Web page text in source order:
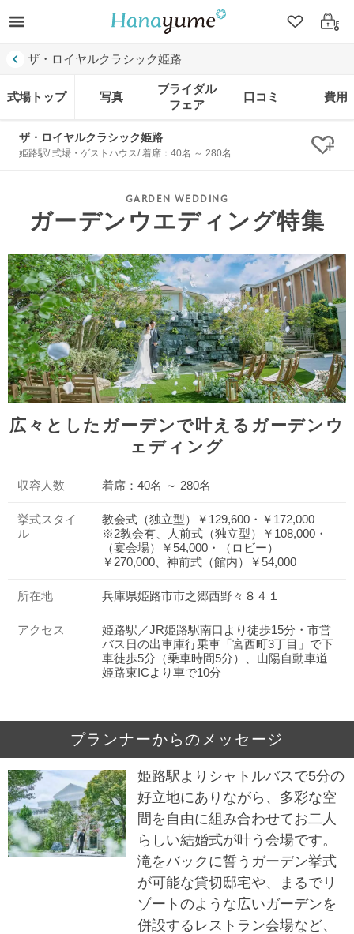
クリップ
ログ
ザ・ロイヤルクラシック姫路
式場トップ 写真
ブライダル
フェア
口コミ 費用
ザ・ロイヤルクラシック姫路
姫路駅/ 式場・ゲストハウス/ 着席：40名 ～ 280名 ク
ガーデンウエディング特集
広々としたガーデンで叶えるガーデンウ
ェディング
収容人数 着席：40名 ～ 280名
挙式スタイ
ル
教会式（独立型）￥129,600・￥172,000
※2教会有、人前式（独立型）￥108,000・
（宴会場）￥54,000・（ロビー）
￥270,000、神前式（館内）￥54,000
所在地 兵庫県姫路市市之郷西野々８４１
アクセス
姫路駅／JR姫路駅南口より徒歩15分・市営
バス日の出車庫行乗車「宮西町3丁目」で下
車徒歩5分（乗車時間5分）、山陽自動車道
姫路東ICより車で10分
プランナーからのメッセージ
姫路駅よりシャトルバスで5分の
好立地にありながら、多彩な空
間を自由に組み合わせてお二人
らしい結婚式が叶う会場です。
滝をバックに誓うガーデン挙式
が可能な貸切邸宅や、まるでリ
ゾートのような広いガーデンを
併設するレストラン会場など、